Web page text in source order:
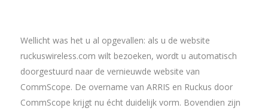
Wellicht was het u al opgevallen: als u de website
ruckuswireless.com wilt bezoeken, wordt u automatisch
doorgestuurd naar de vernieuwde website van
CommScope. De overname van ARRIS en Ruckus door
CommScope krijgt nu écht duidelijk vorm. Bovendien zijn